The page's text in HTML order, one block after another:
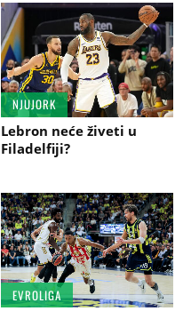
NJUJORK
Lebron neće živeti u
Filadelfiji?
EVROLIGA